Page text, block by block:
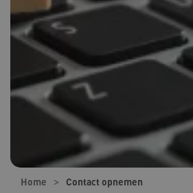
Home Contact opnemen